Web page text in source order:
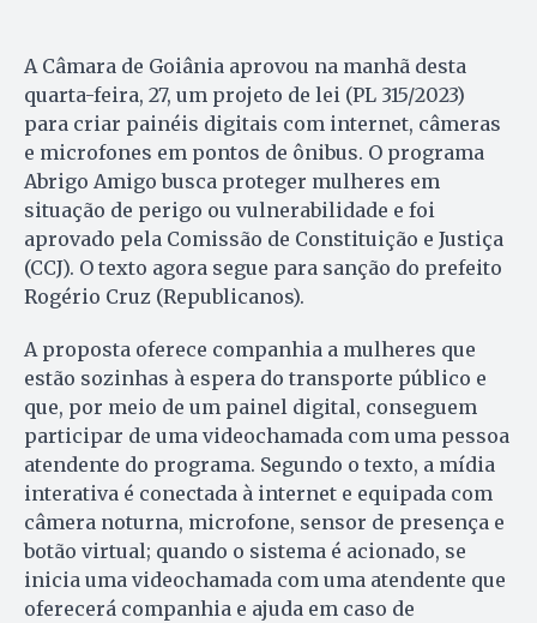
A Câmara de Goiânia aprovou na manhã desta
quarta-feira, 27, um projeto de lei (PL 315/2023)
para criar painéis digitais com internet, câmeras
e microfones em pontos de ônibus. O programa
Abrigo Amigo busca proteger mulheres em
situação de perigo ou vulnerabilidade e foi
aprovado pela Comissão de Constituição e Justiça
(CCJ). O texto agora segue para sanção do prefeito
Rogério Cruz (Republicanos).
A proposta oferece companhia a mulheres que
estão sozinhas à espera do transporte público e
que, por meio de um painel digital, conseguem
participar de uma videochamada com uma pessoa
atendente do programa. Segundo o texto, a mídia
interativa é conectada à internet e equipada com
câmera noturna, microfone, sensor de presença e
botão virtual; quando o sistema é acionado, se
inicia uma videochamada com uma atendente que
oferecerá companhia e ajuda em caso de